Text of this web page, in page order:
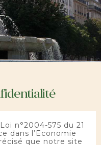
n°2004-575 du 21
dans l’Economie
que notre site